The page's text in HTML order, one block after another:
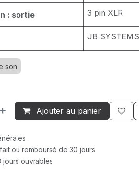
: sortie 3 pin XLR
JB SYSTEMS
son
Ajouter au panier
ou remboursé de 30 jours
jours ouvrables